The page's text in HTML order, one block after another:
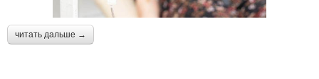
читать дальше →